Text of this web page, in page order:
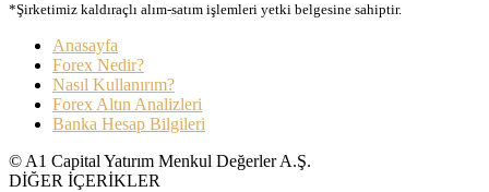
*Şirketimiz kaldıraçlı alım-satım işlemleri yetki belgesine sahiptir.
Anasayfa
Forex Nedir?
Nasıl Kullanırım?
Forex Altın Analizleri
Banka Hesap Bilgileri
© A1 Capital Yatırım Menkul Değerler A.Ş.
DİĞER İÇERİKLER